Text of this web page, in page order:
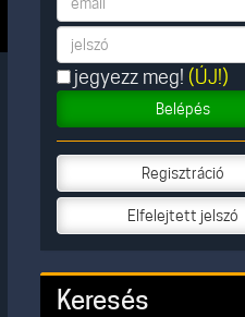
jegyezz meg! (ÚJ!)
Belépés
Regisztráció
Elfelejtett jelszó
Keresés